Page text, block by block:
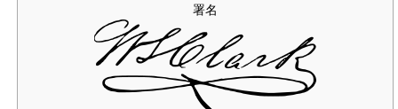
署名